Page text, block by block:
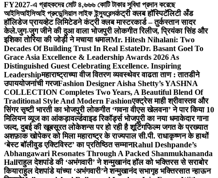
FY2027-এ গ্রাহকদের মোট ৪,৬৬৬ কোটি টাকার সুবিধা প্রদান করেছে
আইসিআইসিআই প্রুডেন্সিয়াল লাইফ ইন্স্যুরেন্সकंट्री क्लब हॉस्पिटॅलिटी अँड
हॉलिडेज प्रायव्हेट लिमिटेडने कंट्री क्लब मास्टरकार्ड – तुर्कस्तान सादर
केले.जुग-जुग जीने की दुआ वाला भोजपुरी लोकगीत रिलीज, प्रियंका सिंह और
इशिका तोरिया की जोड़ी ने मचाया धमालMr. Hitesh Nihalani: Two
Decades Of Building Trust In Real EstateDr. Basant Goel To
Grace Asia Excellence & Leadership Awards 2026 As
Distinguished Guest Celebrating Excellence. Inspiring
Leadershipमहाराष्ट्राच्या वीज वितरण व्यवस्थेवर वाढता ताण : तातडीने
उपाययोजनांची गरजFashion Designer Aisha Shetty’s YASHNA
COLLECTION Completes Two Years, A Beautiful Blend Of
Traditional Style And Modern Fashionएक्ट्रेस माही श्रीवास्तव और
सिंगर सृष्टी भारती का भोजपुरी लोकगीत ‘गवना वीएस खेलवना’ ने पार किया 10
मिलियन व्यूज का आंकड़ावर्ल्डवाइड रिकॉर्ड्स भोजपुरी का नया धमाकेदार गाना
जल्द, दुबई की खूबसूरत लोकेशन्स पर हो रही है शूटिंगफिल्म जगत के प्रख्यात
अशफ़ाक खोपेकर को मिला महाराष्ट्र के राज्यपाल सी.पी. राधाकृष्णन के हाथों
‘बेस्ट बॉलीवुड एक्टिविस्ट’ का प्रतिष्ठित सम्मानRahul Deshpande’s
Abhangawari Resonates Through A Packed Shanmukhananda
Hallराहुल देशपांडे की ‘अभंगवारी’ ने शन्मुखानंद हॉल को भक्तिरस से सराबोर
कियाराहुल देशपांडे यांच्या ‘अभंगवारी’ने शन्मुखानंद सभागृह भक्तिरसात न्हाऊन